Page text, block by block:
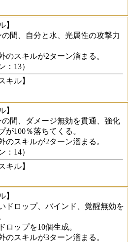
】
の間、自分と水、光属性の攻撃力
のスキルが2ターン溜まる。
：13）
キル】
】
の間、ダメージ無効を貫通、強化
が100％落ちてくる。
のスキルが2ターン溜まる。
：14）
キル】
】
ドロップ、バインド、覚醒無効を
ロップを10個生成。
のスキルが3ターン溜まる。